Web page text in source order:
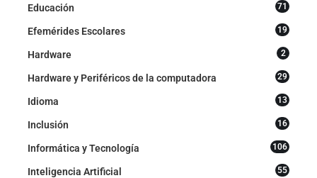
Educación 71
Efemérides Escolares 19
Hardware 2
Hardware y Periféricos de la computadora 29
Idioma 13
Inclusión 16
Informática y Tecnología 106
Inteligencia Artificial 55